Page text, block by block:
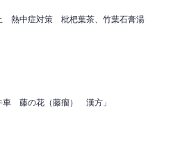
熱中症対策 枇杷葉茶、竹葉石膏湯
車 藤の花（藤瘤） 漢方」